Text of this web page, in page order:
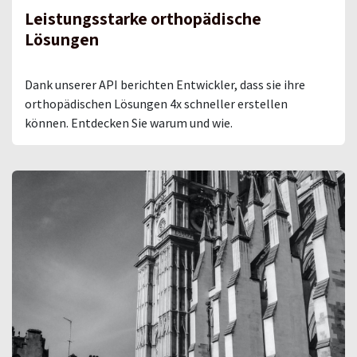
Leistungsstarke orthopädische
Lösungen
Dank unserer API berichten Entwickler, dass sie ihre
orthopädischen Lösungen 4x schneller erstellen
können. Entdecken Sie warum und wie.